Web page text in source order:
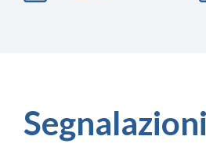
Segnalazioni